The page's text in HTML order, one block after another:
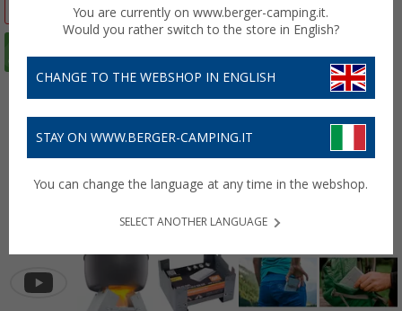
You are currently on www.berger-camping.it.
Would you rather switch to the store in English?
CHANGE TO THE WEBSHOP IN ENGLISH
STAY ON WWW.BERGER-CAMPING.IT
You can change the language at any time in the webshop.
SELECT ANOTHER LANGUAGE